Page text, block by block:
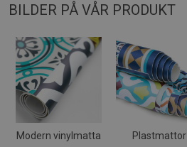
BILDER PÅ VÅR PRODUKT
Modern vinylmatta Plastmattor